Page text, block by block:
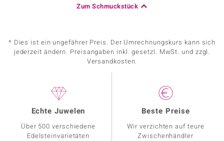
Zum Schmuckstück
* Dies ist ein ungefährer Preis. Der Umrechnungskurs kann sich
jederzeit ändern. Preisangaben inkl. gesetzl. MwSt. und zzgl.
Versandkosten.
Echte Juwelen
Über 500 verschiedene
Edelsteinvarietäten
Beste Preise
Wir verzichten auf teure
Zwischenhändler